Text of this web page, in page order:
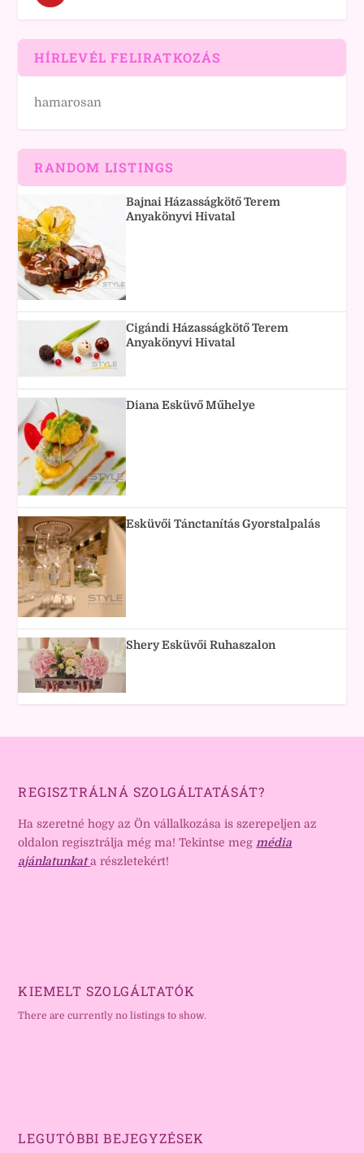
HÍRLEVÉL FELIRATKOZÁS
hamarosan
RANDOM LISTINGS
Bajnai Házasságkötő Terem
Anyakönyvi Hivatal
Cigándi Házasságkötő Terem
Anyakönyvi Hivatal
Diana Esküvő Műhelye
Esküvői Tánctanítás Gyorstalpalás
Shery Esküvői Ruhaszalon
REGISZTRÁLNÁ SZOLGÁLTATÁSÁT?
Ha szeretné hogy az Ön vállalkozása is szerepeljen az
oldalon regisztrálja még ma! Tekintse meg média
ajánlatunkat a részletekért!
KIEMELT SZOLGÁLTATÓK
There are currently no listings to show.
LEGUTÓBBI BEJEGYZÉSEK